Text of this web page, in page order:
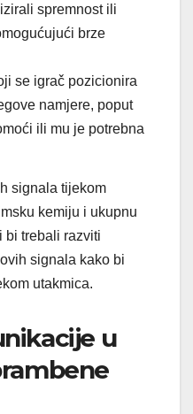
spremnost ili
brze
se igrač pozicionira
namjere, poput
ili mu je potrebna
signala tijekom
kemiju i ukupnu
bi trebali razviti
signala kako bi
utakmica.
u